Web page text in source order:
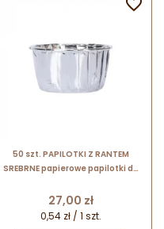
50 szt. PAPILOTKI Z RANTEM
SREBRNE papierowe papilotki do
kolorze złotym
Cena
27,00 zł
0,54 zł / 1 szt.
